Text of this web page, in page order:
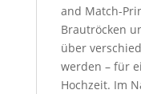
and Match-
Brautröcken
über
werden – für
Hochzeit. Im